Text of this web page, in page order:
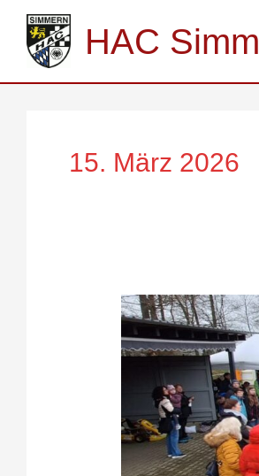
Inhalt
springen
HAC
15. März 2026
Überwältigend